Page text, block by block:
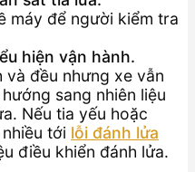
máy để người kiểm tra
hiện vận hành.
và đều nhưng xe vẫn
sang nhiên liệu
Nếu tia yếu hoặc
tới lỗi đánh lửa
điều khiển đánh lửa.